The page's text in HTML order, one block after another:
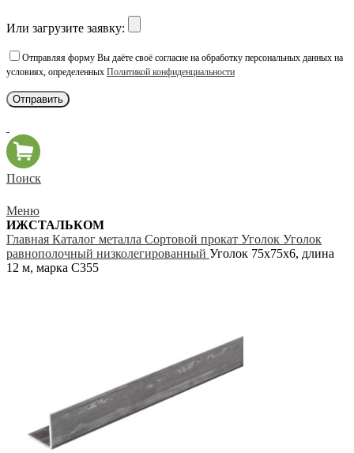
Или загрузите заявку:
Отправляя форму Вы даёте своё согласие на обработку персональных данных на
условиях, определенных Политикой конфиденциальности
Поиск
Меню
ИЖСТАЛЬКОМ
Главная Каталог металла Сортовой прокат Уголок Уголок
равнополочный низколегированный Уголок 75х75х6, длина
12 м, марка С355